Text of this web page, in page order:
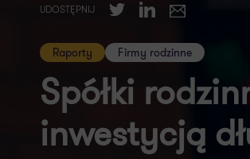
UDOSTĘPNIJ TwitterLinkedIn
E-mail
Raporty Firmy rodzinne
Spółki
inwestycją